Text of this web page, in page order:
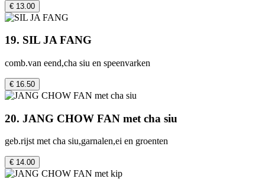
€ 13.00
19. SIL JA FANG
comb.van eend,cha siu en speenvarken
€ 16.50
20. JANG CHOW FAN met cha siu
geb.rijst met cha siu,garnalen,ei en groenten
€ 14.00